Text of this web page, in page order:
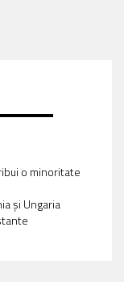
o minoritate
și Ungaria